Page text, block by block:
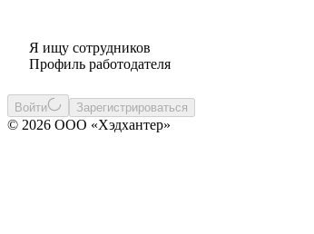
Я ищу сотрудников
Профиль работодателя
Войти Зарегистрироваться
© 2026 ООО «Хэдхантер»